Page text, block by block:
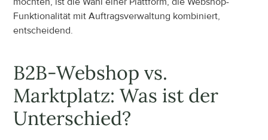
Funktionalität mit Auftragsverwaltung kombiniert,
entscheidend.
B2B-Webshop vs.
Marktplatz: Was ist der
Unterschied?